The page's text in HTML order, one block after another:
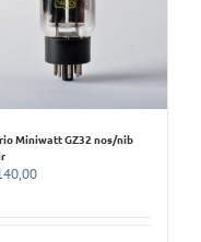
Miniwatt GZ32 nos/nib